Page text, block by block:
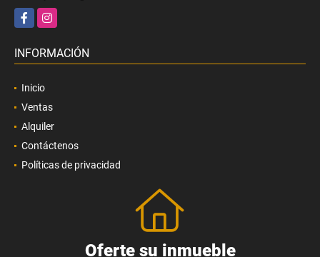
FacebookInstagram
INFORMACIÓN
Inicio
Ventas
Alquiler
Contáctenos
Políticas de privacidad
Oferte su inmueble